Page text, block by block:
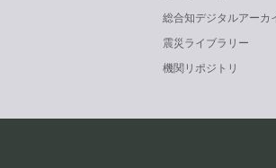
総合知デジタルアーカ
震災ライブラリー
機関リポジトリ